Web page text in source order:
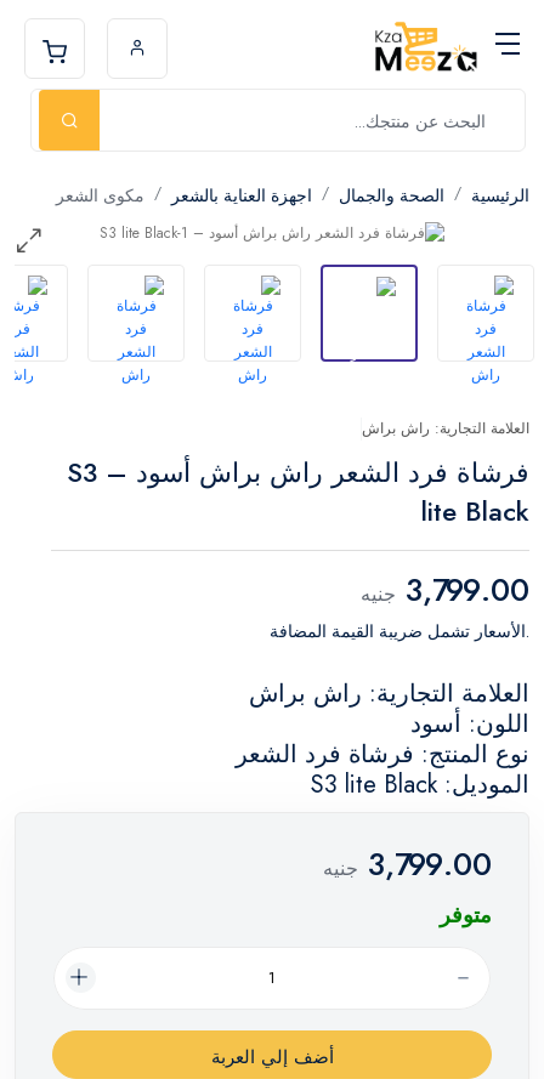
الرئيسية الصحة والجمال اجهزة العناية بالشعر مكوى الشعر
العلامة التجارية: راش براش
فرشاة فرد الشعر راش براش أسود – S3
lite Black
3,799.00 جنيه
.الأسعار تشمل ضريبة القيمة المضافة
العلامة التجارية: راش براش
اللون: أسود
نوع المنتج: فرشاة فرد الشعر
الموديل: S3 lite Black
3,799.00 جنيه
متوفر
أضف إلي العربة